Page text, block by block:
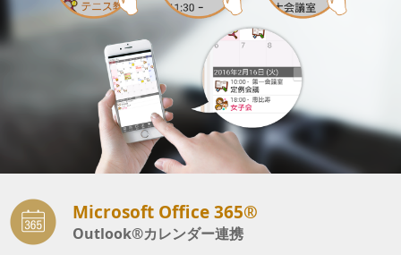
Microsoft Office 365®
Outlook®カレンダー連携